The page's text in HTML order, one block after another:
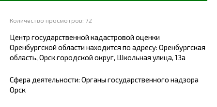
Количество просмотров: 72
Центр государственной кадастровой оценки
Оренбургской области находится по адресу: Оренбургская
область, Орск городской округ, Школьная улица, 13а
Сфера деятельности: Органы государственного надзора
Орск